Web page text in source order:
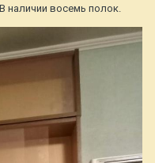
наличии восемь полок.